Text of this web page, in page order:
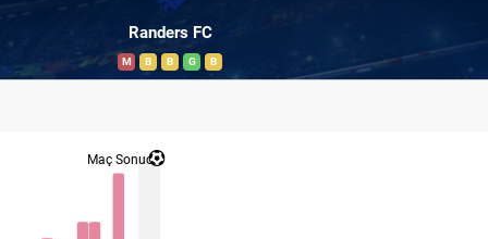
Randers FC
M B B G B
Maç Sonucu